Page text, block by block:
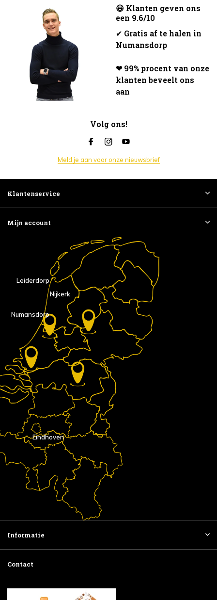
😃 Klanten geven ons
een 9.6/10
✔ Gratis af te halen in
Numansdorp
❤ 99% procent van onze
klanten beveelt ons
aan
Volg ons!
Meld je aan voor onze nieuwsbrief
Klantenservice
Mijn account
Eindhoven
Nijkerk
Numansdorp
Leiderdorp
Informatie
Contact